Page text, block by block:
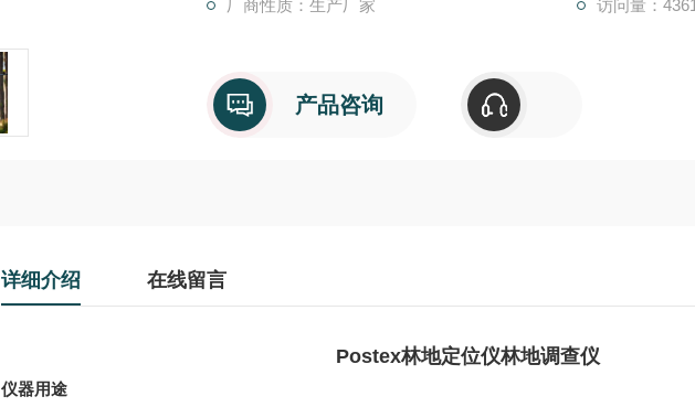
厂商性质：生产厂家 访问量：4361
产品咨询
详细介绍 在线留言
Postex林地定位仪林地调查仪
仪器用途